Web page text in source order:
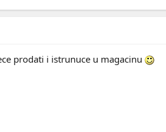
prodati i istrunuce u magacinu